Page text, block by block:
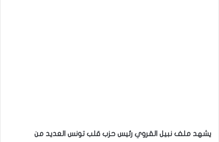
يشهد ملف نبيل القروي رئيس حزب قلب تونس العديد من